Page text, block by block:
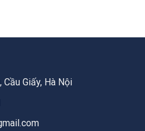
Giấy, Hà Nội